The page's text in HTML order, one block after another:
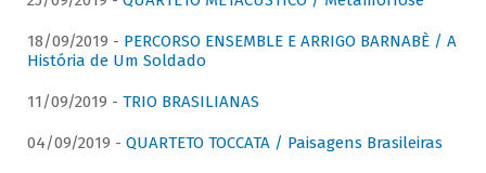
18/09/2019 - PERCORSO ENSEMBLE E ARRIGO BARNABÈ / A
História de Um Soldado
11/09/2019 - TRIO BRASILIANAS
04/09/2019 - QUARTETO TOCCATA / Paisagens Brasileiras